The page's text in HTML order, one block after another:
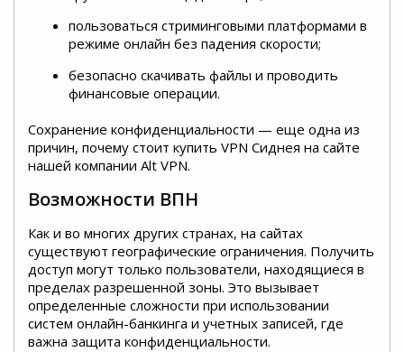
пользоваться стриминговыми платформами в
режиме онлайн без падения скорости;
безопасно скачивать файлы и проводить
финансовые операции.
Сохранение конфиденциальности — еще одна из
причин, почему стоит купить VPN Сиднея на сайте
нашей компании Alt VPN.
Возможности ВПН
Как и во многих других странах, на сайтах
существуют географические ограничения. Получить
доступ могут только пользователи, находящиеся в
пределах разрешенной зоны. Это вызывает
определенные сложности при использовании
систем онлайн-банкинга и учетных записей, где
важна защита конфиденциальности.